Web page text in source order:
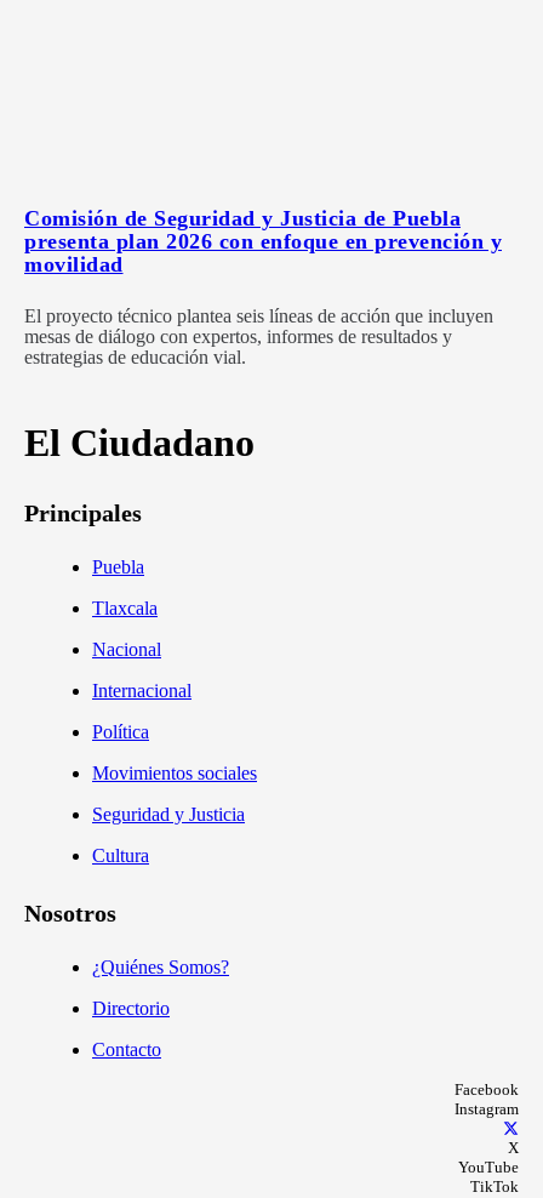
Comisión de Seguridad y Justicia de Puebla
presenta plan 2026 con enfoque en prevención y
movilidad
El proyecto técnico plantea seis líneas de acción que incluyen
mesas de diálogo con expertos, informes de resultados y
estrategias de educación vial.
El Ciudadano
Principales
Puebla
Tlaxcala
Nacional
Internacional
Política
Movimientos sociales
Seguridad y Justicia
Cultura
Nosotros
¿Quiénes Somos?
Directorio
Contacto
Facebook
Instagram
X
YouTube
TikTok